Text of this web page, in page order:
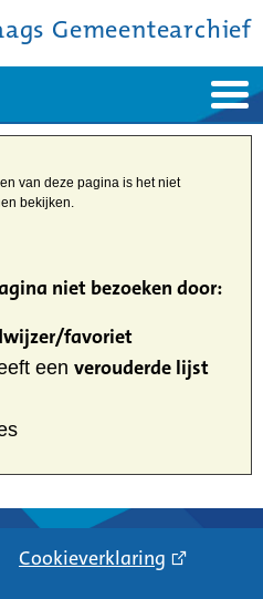
Gemeentearchief
van deze pagina is het niet
bekijken.
niet bezoeken door:
favoriet
een verouderde lijst
Cookieverklaring